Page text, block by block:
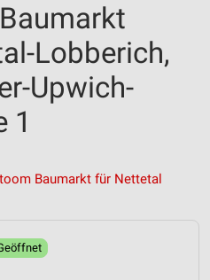
Lobberich,
Upwich-
1
Baumarkt für Nettetal